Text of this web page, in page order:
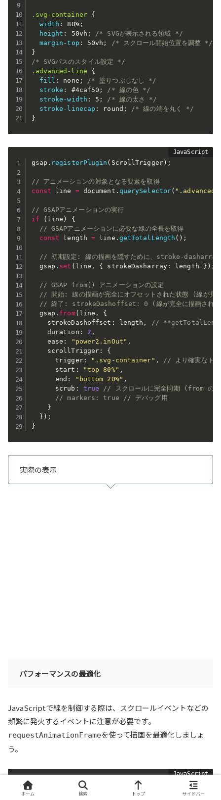
.svg-container
{
width : 80%;
height : 50vh ;
/* SVGが表示される領域 */
margin-top : 50vh ;
/* スクロール開始位置を調整 */
}
/* SVGパスのスタイル設定 */
.advanced-line
{
fill : none ;
/* 塗りつぶしなし */
stroke : #4caf50 ;
/* 線の色 */
stroke-width : 5 ;
/* 線の太さ */
stroke-linecap : round ;
/* 線の端を丸く */
}
gsap . registerPlugin ( ScrollTrigger) ;
// アニメーションの対象となる要素を取得
const line = document . querySelector(
// GSAPアニメーションの実行
if
( line )
{
// GSAPアニメーションに必要な線の全長を取得
const length = line . getTotalLength ( ) ;
// 初期設定: 線の描画を隠すために、stroke-
  gsap
. set ( line , { strokeDasharray: length } ) ;
// GSAP from() アニメーションの設定
// 開始: 線の描画が完全にオフセットされた状態 (線が見
// 終了: strokeDashoffset: 0 (線が完全に描画された
  gsap
. from( line ,
{
    strokeDashoffset
: length ,
//
    duration
: 2 ,
    ease
: "power2.inOut" ,
    scrollTrigger
:
{
      trigger
: ".svg-container" ,
// より確実なトリ
      start
: "top 80%" ,
      end
: "bottom 20%" ,
      scrub
: true
// スクロールに完全同期 (from のた
// markers: true // デバッグ用
}
} ) ;
}
実際の表示
パフォーマンスの最適化
JavaScriptで線を制御する際は、スクロールイベントなどの
頻繁に発火するイベントに注意が必要です。
requestAnimationFrameを使って描画を最適化しましょ
う。
let ticking =
ホーム 検索 トップ サイドバー